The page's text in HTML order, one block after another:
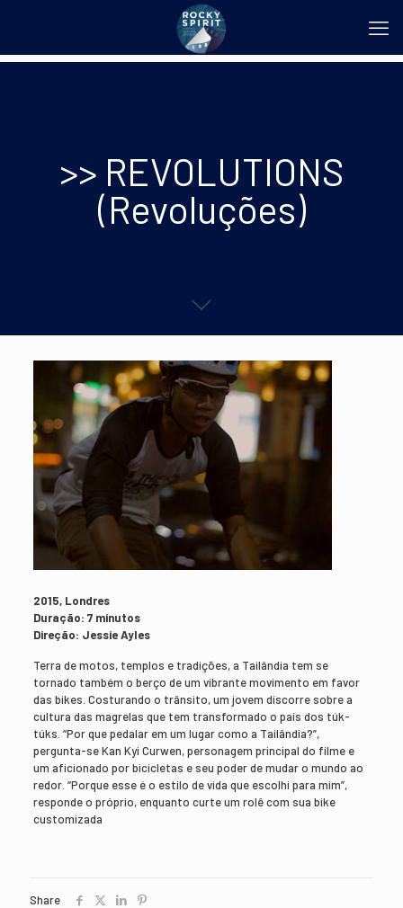
>> REVOLUTIONS
(Revoluções)
2015, Londres
Duração: 7 minutos
Direção: Jessie Ayles
Terra de motos, templos e tradições, a Tailândia tem se
tornado também o berço de um vibrante movimento em favor
das bikes. Costurando o trânsito, um jovem discorre sobre a
cultura das magrelas que tem transformado o país dos túk-
túks. “Por que pedalar em um lugar como a Tailândia?”,
pergunta-se Kan Kyi Curwen, personagem principal do filme e
um aficionado por bicicletas e seu poder de mudar o mundo ao
redor. “Porque esse é o estilo de vida que escolhi para mim”,
responde o próprio, enquanto curte um rolê com sua bike
customizada
Share